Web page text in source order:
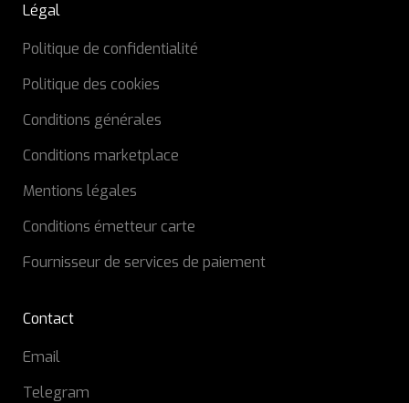
Légal
Politique de confidentialité
Politique des cookies
Conditions générales
Conditions marketplace
Mentions légales
Conditions émetteur carte
Fournisseur de services de paiement
Contact
Email
Telegram